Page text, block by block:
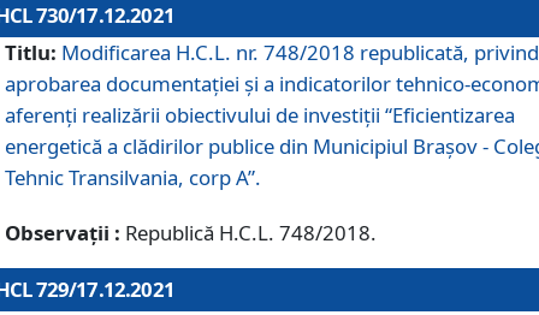
730/17.12.2021
Titlu: Modificarea H.C.L. nr. 748/2018 republicată, privind
aprobarea documentației și a indicatorilor tehnico-
aferenți realizării obiectivului de investiții “Eficientizarea
energetică a clădirilor publice din Municipiul Brașov -
Tehnic Transilvania, corp A”.
Observații : Republică H.C.L. 748/2018.
729/17.12.2021